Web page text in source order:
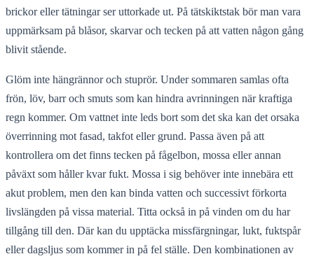
brickor eller tätningar ser uttorkade ut. På tätskiktstak bör man vara
uppmärksam på blåsor, skarvar och tecken på att vatten någon gång
blivit stående.
Glöm inte hängrännor och stuprör. Under sommaren samlas ofta
frön, löv, barr och smuts som kan hindra avrinningen när kraftiga
regn kommer. Om vattnet inte leds bort som det ska kan det orsaka
överrinning mot fasad, takfot eller grund. Passa även på att
kontrollera om det finns tecken på fågelbon, mossa eller annan
påväxt som håller kvar fukt. Mossa i sig behöver inte innebära ett
akut problem, men den kan binda vatten och successivt förkorta
livslängden på vissa material. Titta också in på vinden om du har
tillgång till den. Där kan du upptäcka missfärgningar, lukt, fuktspår
eller dagsljus som kommer in på fel ställe. Den kombinationen av